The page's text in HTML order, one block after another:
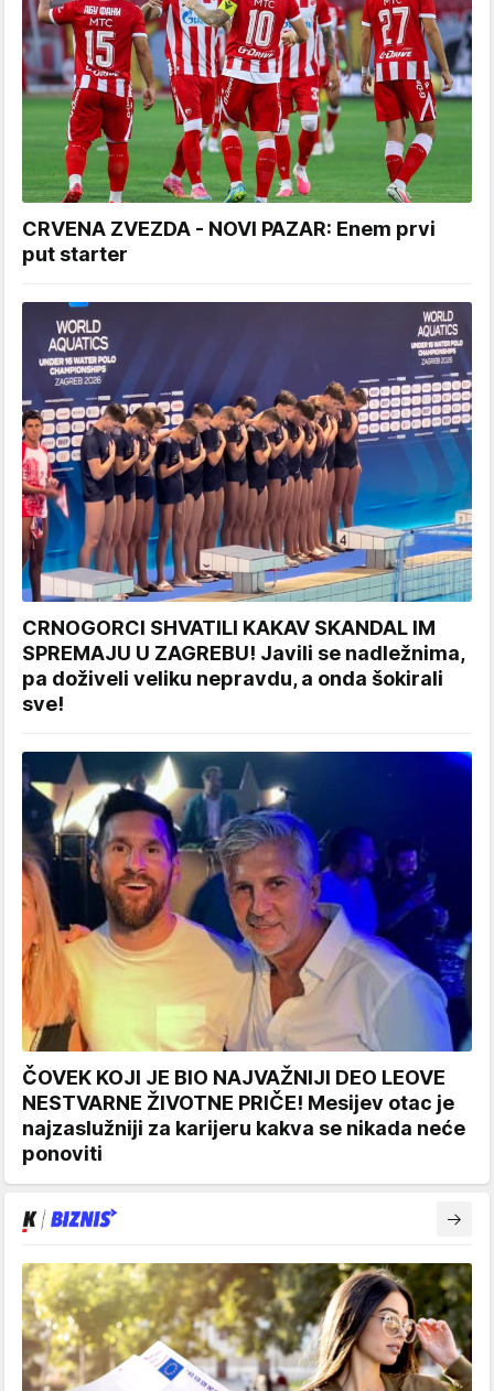
CRVENA ZVEZDA - NOVI PAZAR: Enem prvi
put starter
CRNOGORCI SHVATILI KAKAV SKANDAL IM
SPREMAJU U ZAGREBU! Javili se nadležnima,
pa doživeli veliku nepravdu, a onda šokirali
sve!
ČOVEK KOJI JE BIO NAJVAŽNIJI DEO LEOVE
NESTVARNE ŽIVOTNE PRIČE! Mesijev otac je
najzaslužniji za karijeru kakva se nikada neće
ponoviti